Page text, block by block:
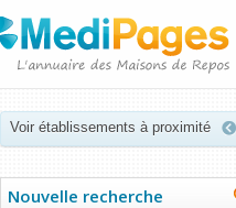
Voir établissements à proximité
Nouvelle recherche